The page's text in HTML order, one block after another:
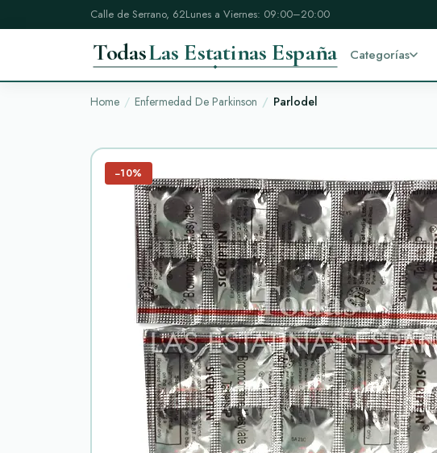
Calle de Serrano, 62Lunes a Viernes: 09:00–20:00
TodasLas Estatinas España Categorías
Home Enfermedad De Parkinson Parlodel
−10%